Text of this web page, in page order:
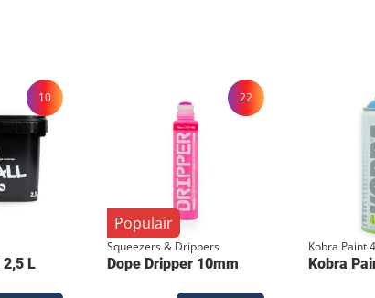
10
2,5 L
Populair
22
Squeezers & Drippers
Dope Dripper 10mm
Kobra Paint
Kobra